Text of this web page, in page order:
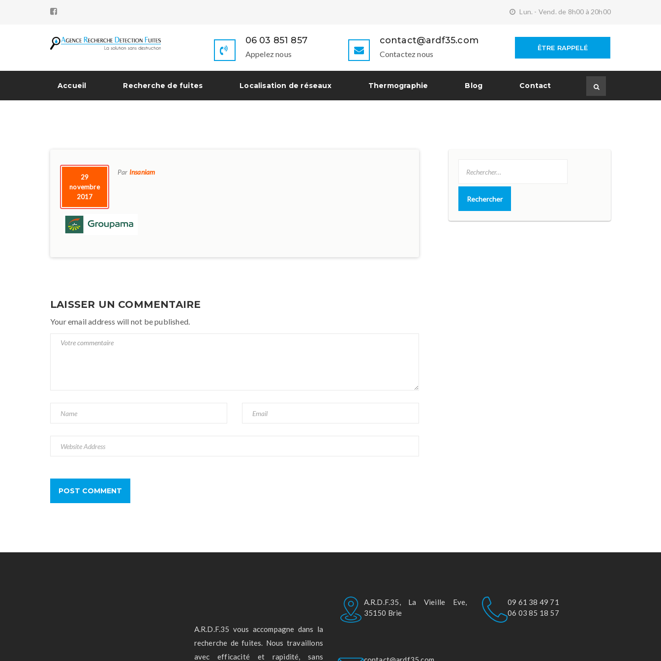
Lun. - Vend. de 8h00 à 20h00
06 03 851 857
Appelez nous
contact@ardf35.com
Contactez nous
ÊTRE RAPPELÉ
Accueil Recherche de fuites Localisation de réseaux Thermographie Blog Contact
29
novembre
2017
Par Insaniam
LAISSER UN COMMENTAIRE
Your email address will not be published.
A.R.D.F.35 vous accompagne dans la
recherche de fuites. Nous travaillons
avec efficacité et rapidité, sans
A.R.D.F.35, La Vieille Eve,
35150 Brie
09 61 38 49 71
06 03 85 18 57